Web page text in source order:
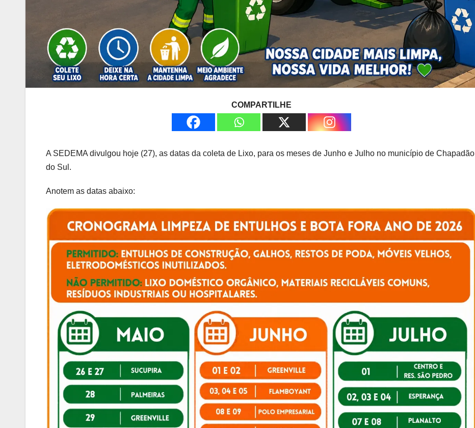
COMPARTILHE
A SEDEMA divulgou hoje (27), as datas da coleta de Lixo, para os meses de Junho e Julho no município de Chapadão
do Sul.
Anotem as datas abaixo: